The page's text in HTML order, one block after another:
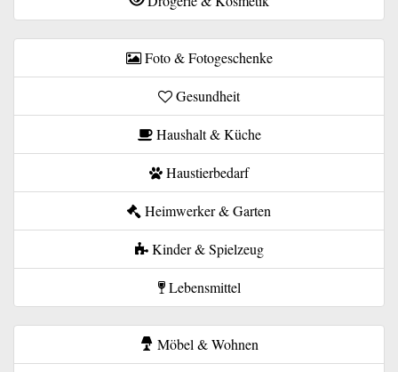
Foto & Fotogeschenke
Gesundheit
Haushalt & Küche
Haustierbedarf
Heimwerker & Garten
Kinder & Spielzeug
Lebensmittel
Möbel & Wohnen